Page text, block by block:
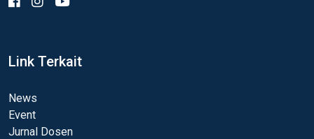
Link Terkait
News
Event
Jurnal Dosen